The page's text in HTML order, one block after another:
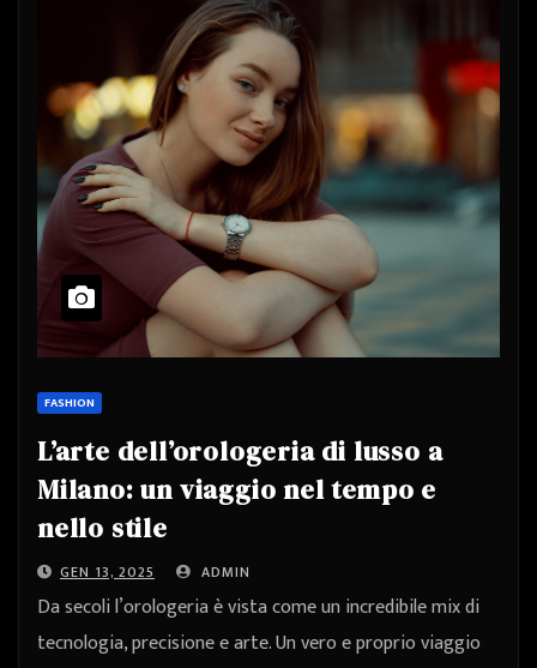
FASHION
L’arte dell’orologeria di lusso a
Milano: un viaggio nel tempo e
nello stile
GEN 13, 2025 ADMIN
Da secoli l’orologeria è vista come un incredibile mix di
tecnologia, precisione e arte. Un vero e proprio viaggio